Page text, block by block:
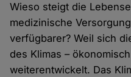
Wieso steigt die
medizinische
verfügbarer? Weil sich
des Klimas –
weiterentwickelt. Das